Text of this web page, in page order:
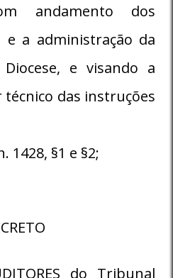
andamento dos
e a administração da
e visando a
das instruções
1428, §1 e §2;
do Tribunal